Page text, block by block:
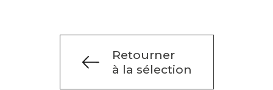
Retourner
à la sélection